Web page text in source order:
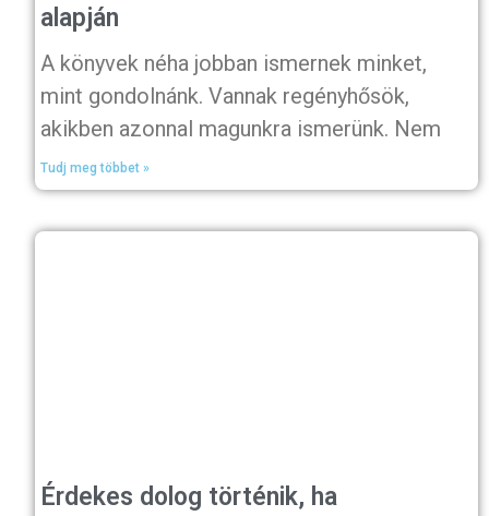
alapján
A könyvek néha jobban ismernek minket,
mint gondolnánk. Vannak regényhősök,
akikben azonnal magunkra ismerünk. Nem
Tudj meg többet »
Érdekes dolog történik, ha